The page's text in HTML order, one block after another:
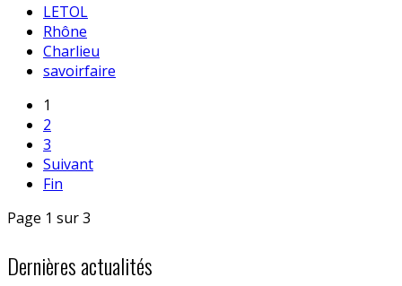
LETOL
Rhône
Charlieu
savoirfaire
1
2
3
Suivant
Fin
Page 1 sur 3
Dernières actualités